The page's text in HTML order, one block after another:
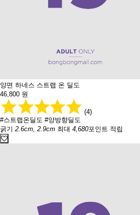
양면 하네스 스트랩 온 딜도
46,800 원
(4)
#스트랩온딜도 #양방향딜도
굵기 2.6cm, 2.9cm 최대 4,680포인트 적립